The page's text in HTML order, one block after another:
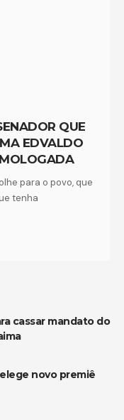
QUE
EDVALDO
para o povo, que
tenha
cassar mandato do
novo premiê